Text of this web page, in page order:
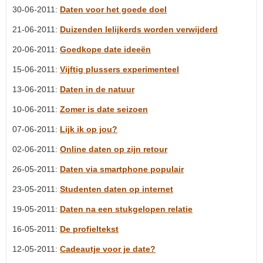
30-06-2011: Daten voor het goede doel
21-06-2011: Duizenden lelijkerds worden verwijderd
20-06-2011: Goedkope date ideeën
15-06-2011: Vijftig plussers experimenteel
13-06-2011: Daten in de natuur
10-06-2011: Zomer is date seizoen
07-06-2011: Lijk ik op jou?
02-06-2011: Online daten op zijn retour
26-05-2011: Daten via smartphone populair
23-05-2011: Studenten daten op internet
19-05-2011: Daten na een stukgelopen relatie
16-05-2011: De profieltekst
12-05-2011: Cadeautje voor je date?